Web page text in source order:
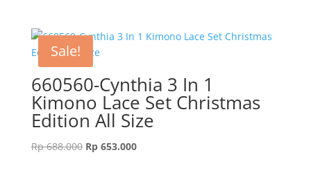
Sale!
660560-Cynthia 3 In 1
Kimono Lace Set Christmas
Edition All Size
Rp688.000 Original
Rp653.000Current